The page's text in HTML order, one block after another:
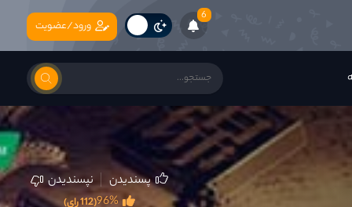
6
ورود/عضویت
پسندیدن نپسندیدن
(112 رای)96%